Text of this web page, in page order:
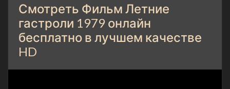
Смотреть Фильм Летние
гастроли 1979 онлайн
бесплатно в лучшем качестве
HD